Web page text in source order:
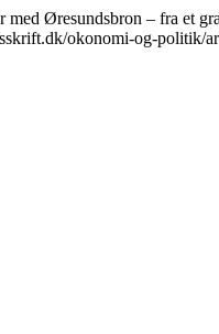
Øresundsbron – fra et
okonomi-og-politik/